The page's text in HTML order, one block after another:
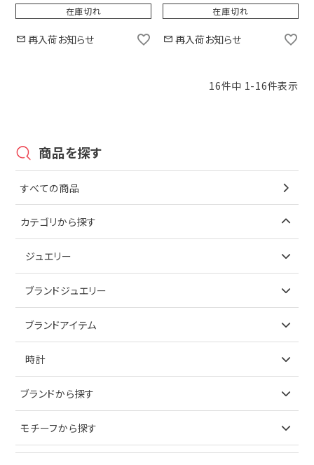
在庫切れ
再入荷お知らせ
在庫切れ
再入荷お知らせ
16件中 1-16件表示
商品を探す
すべての商品
カテゴリから探す
ジュエリー
アイテムで探す
ブレスレット
ブランドジュエリー
アイテムで探す
イヤリング
ブランドアイテム
アイテムで探す
キーケース
時計
ブランドで探す
オメガ
ブランドから探す
ティファニー
モチーフから探す